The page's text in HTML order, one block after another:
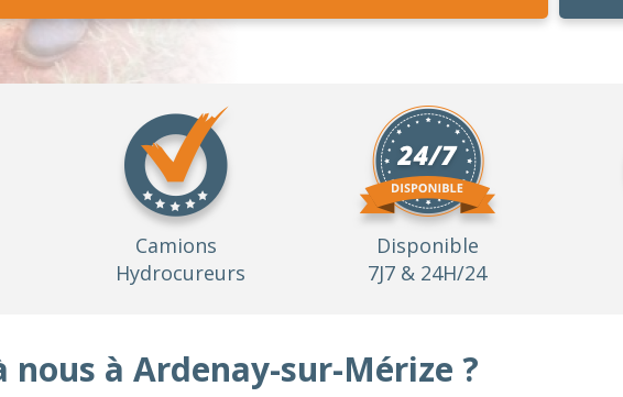
Camions
Hydrocureurs
Disponible
7J7 & 24H/24
nous à Ardenay-sur-Mérize ?